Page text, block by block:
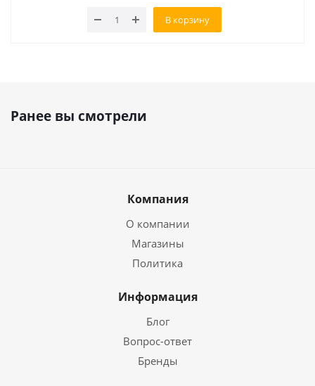
В корзину
Ранее вы смотрели
Компания
О компании
Магазины
Политика
Информация
Блог
Вопрос-ответ
Бренды